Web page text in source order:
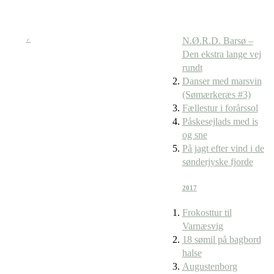
N.Ø.R.D. Barsø –
Den ekstra lange vej
rundt
Danser med marsvin
(Sømærkeræs #3)
Fællestur i forårssol
Påskesejlads med is
og sne
På jagt efter vind i de
sønderjyske fjorde
2017
Frokosttur til
Varnæsvig
18 sømil på bagbord
halse
Augustenborg